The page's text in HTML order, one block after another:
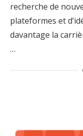
recherche de
plateformes et
davantage la
…